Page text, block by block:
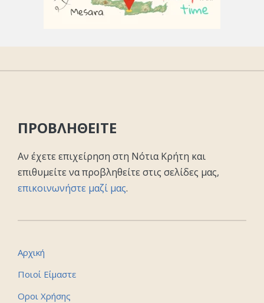
ΠΡΟΒΛΗΘΕΙΤΕ
Αν έχετε επιχείρηση στη Νότια Κρήτη και
επιθυμείτε να προβληθείτε στις σελίδες μας,
επικοινωνήστε μαζί μας.
Αρχική
Ποιοί Είμαστε
Οροι Χρήσης